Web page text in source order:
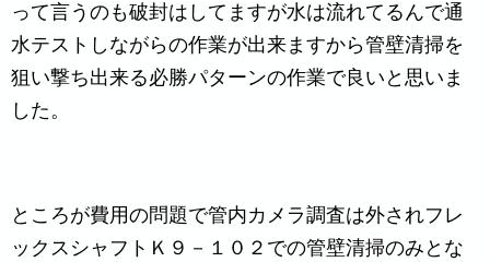
って言うのも破封はしてますが水は流れてるんで通
水テストしながらの作業が出来ますから管壁清掃を
狙い撃ち出来る必勝パターンの作業で良いと思いま
した。
ところが費用の問題で管内カメラ調査は外されフレ
ックスシャフトＫ９－１０２での管壁清掃のみとな